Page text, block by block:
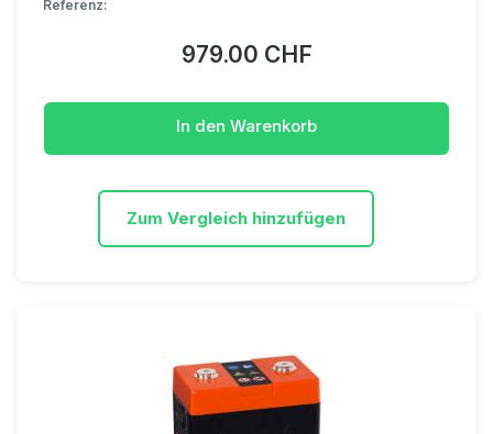
Referenz:
979.00 CHF
In den Warenkorb
Zum Vergleich hinzufügen